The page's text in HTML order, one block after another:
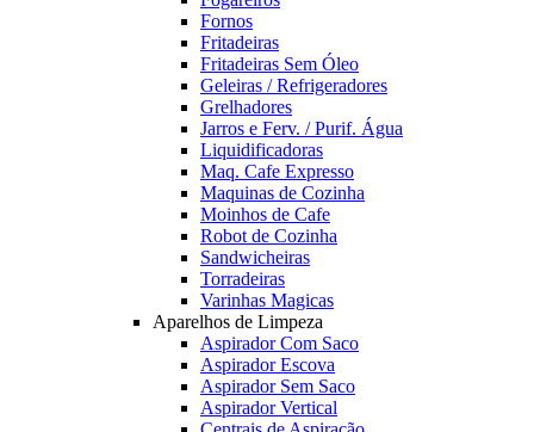
Fornos
Fritadeiras
Fritadeiras Sem Óleo
Geleiras / Refrigeradores
Grelhadores
Jarros e Ferv. / Purif. Água
Liquidificadoras
Maq. Cafe Expresso
Maquinas de Cozinha
Moinhos de Cafe
Robot de Cozinha
Sandwicheiras
Torradeiras
Varinhas Magicas
Aparelhos de Limpeza
Aspirador Com Saco
Aspirador Escova
Aspirador Sem Saco
Aspirador Vertical